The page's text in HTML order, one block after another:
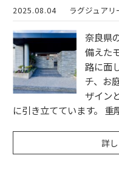
2025.08.04 ラグジュアリ
奈良県
備えた
路に面
チ、お
ザイン
に引き立てています。
詳